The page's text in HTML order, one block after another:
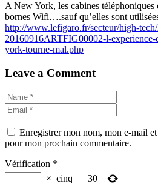
A New York, les cabines téléphoniques
bornes Wifi….sauf qu’elles sont
http://www.lefigaro.fr/secteur/high-
20160916ARTFIG00002-l-
york-tourne-mal.php
Leave a Comment
Enregistrer mon nom, mon e-mail
pour mon prochain commentaire.
Vérification *
× cinq = 30